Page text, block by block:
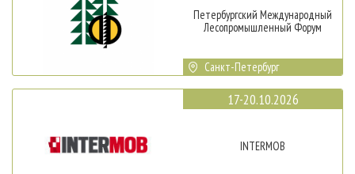
Петербургский Международный
Лесопромышленный Форум
Санкт-Петербург
17-20.10.2026
INTERMOB